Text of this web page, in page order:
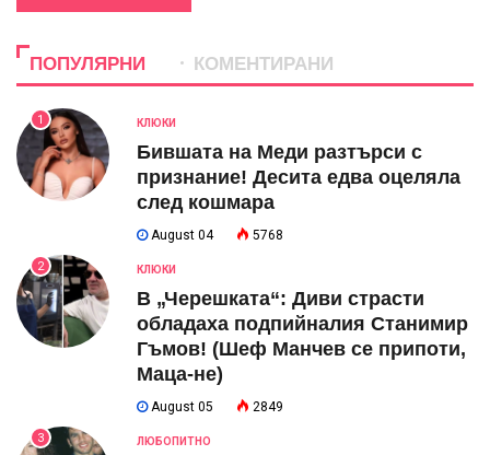
ПОПУЛЯРНИ КОМЕНТИРАНИ
1 КЛЮКИ
Бившата на Меди разтърси с
признание! Десита едва оцеляла
след кошмара
August 04 5768
2 КЛЮКИ
В „Черешката“: Диви страсти
обладаха подпийналия Станимир
Гъмов! (Шеф Манчев се припоти,
Маца-не)
August 05 2849
3 ЛЮБОПИТНО